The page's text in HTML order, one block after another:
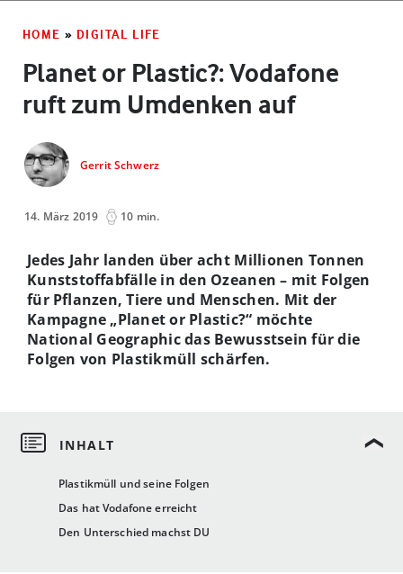
HOME » DIGITAL LIFE
Planet or Plastic?: Vodafone
ruft zum Umdenken auf
Gerrit Schwerz
14. März 2019 10 min.
Plastikmüll und seine Folgen
Das hat Vodafone erreicht
Den Unterschied machst DU
Jedes Jahr landen über acht Millionen Tonnen
Kunststoffabfälle in den Ozeanen – mit Folgen
für Pflanzen, Tiere und Menschen. Mit der
Kampagne „Planet or Plastic?“ möchte
National Geographic das Bewusstsein für die
Folgen von Plastikmüll schärfen.